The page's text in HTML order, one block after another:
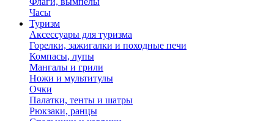
Часы
Туризм
Аксессуары для туризма
Горелки, зажигалки и походные печи
Компасы, лупы
Мангалы и грили
Ножи и мультитулы
Очки
Палатки, тенты и шатры
Рюкзаки, ранцы